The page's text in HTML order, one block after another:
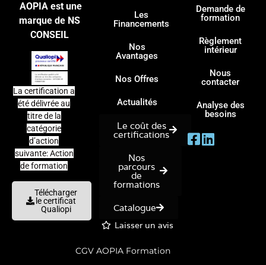
AOPIA est une
marque de NS
CONSEIL
La certification a
été délivrée au
titre de la
catégorie
d’action
suivante: Action
de formation
Télécharger
le certificat
Qualiopi
Les
Financements
Nos
Avantages
Nos Offres
Actualités
Le coût des
certifications
Nos
parcours
de
formations
Catalogue
Laisser un avis
Demande de
formation
Règlement
intérieur
Nous
contacter
Analyse des
besoins
CGV AOPIA Formation